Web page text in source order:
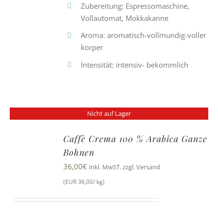
Zubereitung: Espressomaschine,
Vollautomat, Mokkakanne
Aroma: aromatisch-vollmundig-voller
korper
Intensität: intensiv- bekommlich
Nicht auf Lager
Caffè Crema 100 % Arabica Ganze
Bohnen
36,00€ inkl. MwST. zzgl. Versand
(EUR 36,00/ kg)